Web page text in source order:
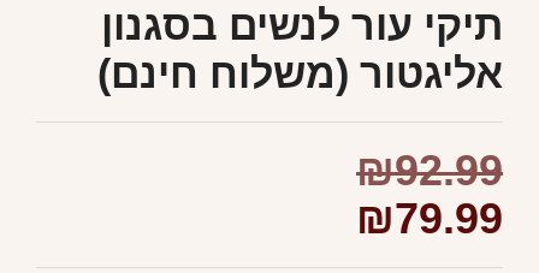
תיקי עור לנשים בסגנון
אליגטור (משלוח חינם)
₪92.99
₪79.99